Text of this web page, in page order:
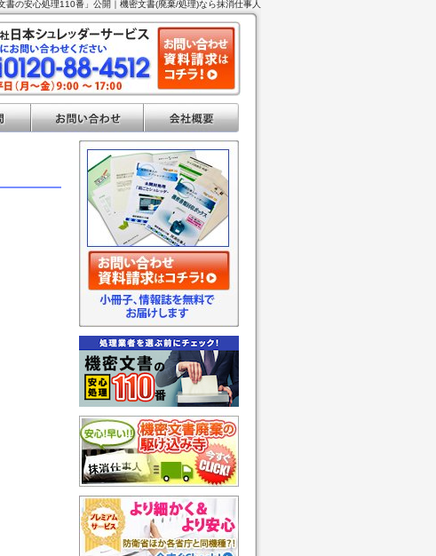
書の安心処理110番」公開 ｜機密文書(廃棄/処理)なら抹消仕事人